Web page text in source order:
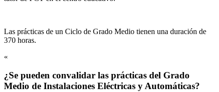
Las prácticas de un Ciclo de Grado Medio tienen una duración de
370 horas.
«
¿Se pueden convalidar las prácticas del Grado
Medio de Instalaciones Eléctricas y Automáticas?